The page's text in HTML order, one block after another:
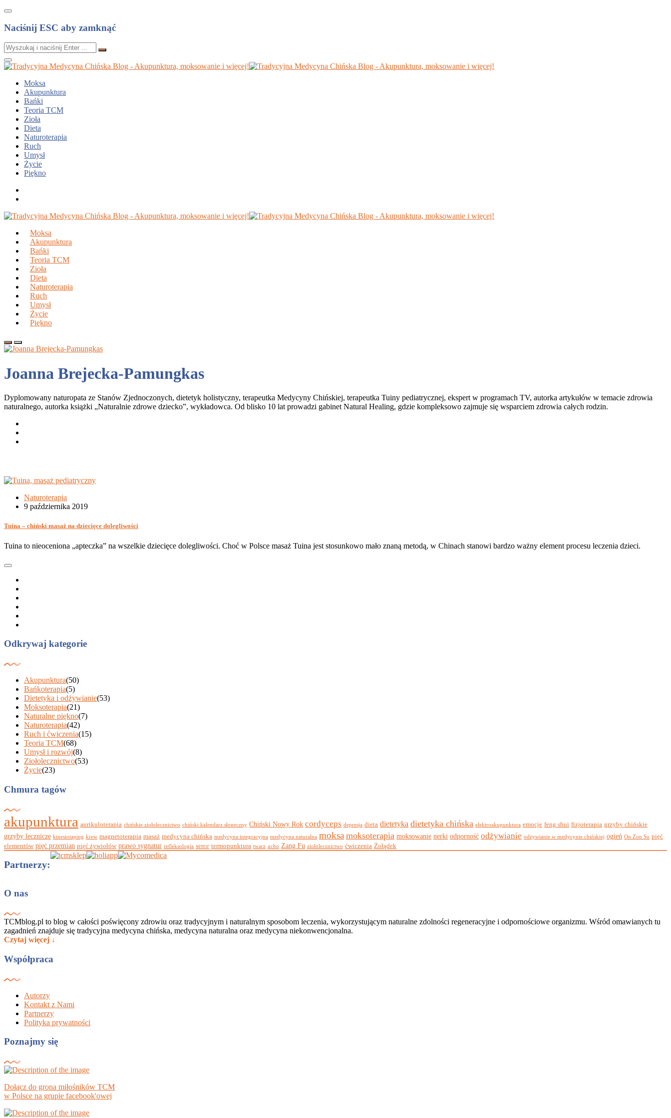
Naciśnij ESC aby zamknąć
Moksa
Akupunktura
Bańki
Teoria TCM
Zioła
Dieta
Naturoterapia
Ruch
Umysł
Życie
Piękno
Moksa
Akupunktura
Bańki
Teoria TCM
Zioła
Dieta
Naturoterapia
Ruch
Umysł
Życie
Piękno
Joanna Brejecka-Pamungkas
Dyplomowany naturopata ze Stanów Zjednoczonych, dietetyk holistyczny, terapeutka Medycyny Chińskiej, terapeutka Tuiny pediatrycznej, ekspert w programach TV, autorka artykułów w temacie zdrowia
naturalnego, autorka książki „Naturalnie zdrowe dziecko”, wykładowca. Od blisko 10 lat prowadzi gabinet Natural Healing, gdzie kompleksowo zajmuje się wsparciem zdrowia całych rodzin.
Naturoterapia
9 października 2019
Tuina – chiński masaż na dziecięce dolegliwości
Tuina to nieoceniona „apteczka” na wszelkie dziecięce dolegliwości. Choć w Polsce masaż Tuina jest stosunkowo mało znaną metodą, w Chinach stanowi bardzo ważny element procesu leczenia dzieci.
Odkrywaj kategorie
Akupunktura(50)
Bańkoterapia(5)
Dietetyka i odżywianie(53)
Moksoterapia(21)
Naturalne piękno(7)
Naturoterapia(42)
Ruch i ćwiczenia(15)
Teoria TCM(68)
Umysł i rozwój(8)
Ziołolecznictwo(53)
Życie(23)
Chmura tagów
akupunktura aurikuloterapia chińskie ziołolecznictwo chiński kalendarz słoneczny Chiński Nowy Rok cordyceps depresja dieta dietetyka dietetyka chińska elektroakupunktura emocje feng shui fizjoterapia grzyby chińskie
grzyby lecznicze kinesiotaping krew magnetoterapia masaż medycyna chińska medycyna integracyjna medycyna naturalna moksa moksoterapia moksowanie nerki odporność odżywianie odżywianie w medycynie chińskiej ogień On Zon Su pięć
elementów pięć przemian pięć żywiołów prawo sygnatur refleksologia serce termopunktura twarz ucho Zang Fu ziołolecznictwo ćwiczenia Żołądek
Partnerzy:
O nas
TCMblog.pl to blog w całości poświęcony zdrowiu oraz tradycyjnym i naturalnym sposobom leczenia, wykorzystującym naturalne zdolności regeneracyjne i odpornościowe organizmu. Wśród omawianych tu
zagadnień znajduje się tradycyjna medycyna chińska, medycyna naturalna oraz medycyna niekonwencjonalna.
Czytaj więcej ↓
Współpraca
Autorzy
Kontakt z Nami
Partnerzy
Polityka prywatności
Poznajmy się
Dołącz do grona miłośników TCM
w Polsce na grupie facebook'owej